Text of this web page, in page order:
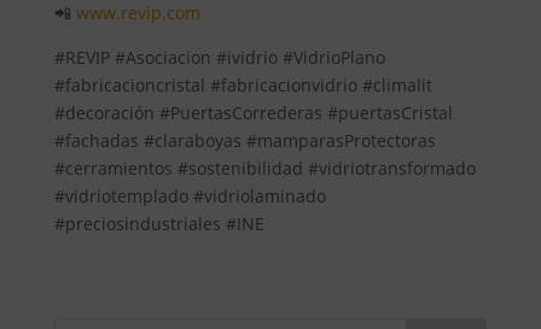
📲 www.revip.com
#REVIP #Asociacion #ividrio #VidrioPlano
#fabricacioncristal #fabricacionvidrio #climalit
#decoración #PuertasCorrederas #puertasCristal
#fachadas #claraboyas #mamparasProtectoras
#cerramientos #sostenibilidad #vidriotransformado
#vidriotemplado #vidriolaminado
#preciosindustriales #INE